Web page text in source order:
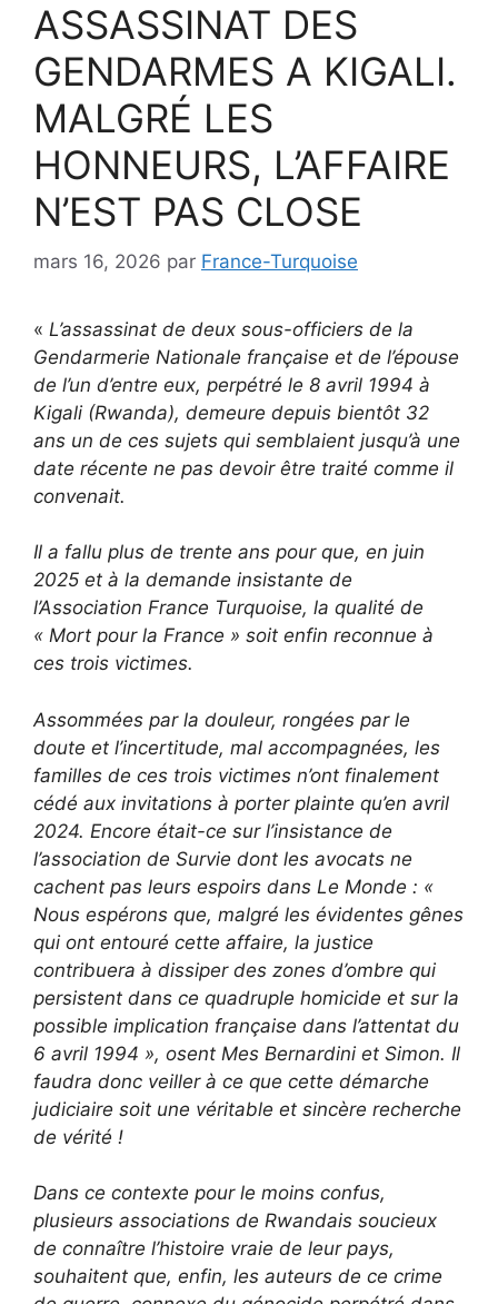
ASSASSINAT DES
GENDARMES A KIGALI.
MALGRÉ LES
HONNEURS, L’AFFAIRE
N’EST PAS CLOSE
mars 16, 2026 par France-Turquoise
« L’assassinat de deux sous-officiers de la
Gendarmerie Nationale française et de l’épouse
de l’un d’entre eux, perpétré le 8 avril 1994 à
Kigali (Rwanda), demeure depuis bientôt 32
ans un de ces sujets qui semblaient jusqu’à une
date récente ne pas devoir être traité comme il
convenait.
Il a fallu plus de trente ans pour que, en juin
2025 et à la demande insistante de
l’Association France Turquoise, la qualité de
« Mort pour la France » soit enfin reconnue à
ces trois victimes.
Assommées par la douleur, rongées par le
doute et l’incertitude, mal accompagnées, les
familles de ces trois victimes n’ont finalement
cédé aux invitations à porter plainte qu’en avril
2024. Encore était-ce sur l’insistance de
l’association de Survie dont les avocats ne
cachent pas leurs espoirs dans Le Monde : «
Nous espérons que, malgré les évidentes gênes
qui ont entouré cette affaire, la justice
contribuera à dissiper des zones d’ombre qui
persistent dans ce quadruple homicide et sur la
possible implication française dans l’attentat du
6 avril 1994 », osent Mes Bernardini et Simon. Il
faudra donc veiller à ce que cette démarche
judiciaire soit une véritable et sincère recherche
de vérité !
Dans ce contexte pour le moins confus,
plusieurs associations de Rwandais soucieux
de connaître l’histoire vraie de leur pays,
souhaitent que, enfin, les auteurs de ce crime